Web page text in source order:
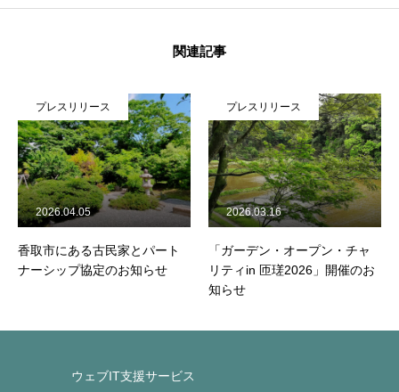
ホーム
お問い合せ
よくあるご質問
トップページ メール配信停止 プライバシーポリシー
関連記事
プレスリリース
香取市にある古民家とパート
ナーシップ協定のお知らせ
2026.04.05
プレスリリース
「ガーデン・オープン・チャ
リティin 匝瑳2026」開催のお
知らせ
2026.03.16
ウェブIT支援サービス